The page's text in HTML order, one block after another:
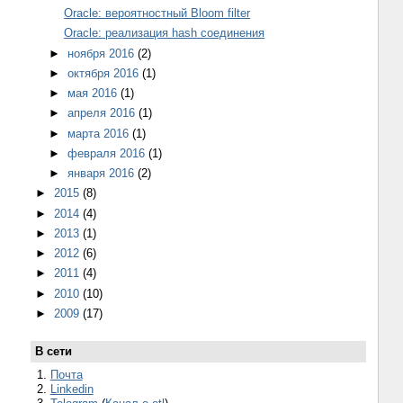
Oracle: вероятностный Bloom filter
Oracle: реализация hash соединения
► ноября 2016(2)
►октября 2016(1)
► мая 2016(1)
►апреля 2016(1)
► марта 2016(1)
►февраля 2016(1)
►января 2016(2)
► 2015 (8)
► 2014 (4)
► 2013 (1)
► 2012 (6)
► 2011 (4)
► 2010 (10)
► 2009 (17)
В сети
1. Почта
2. Linkedin